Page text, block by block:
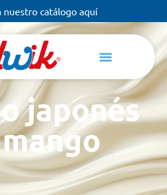
nuestro catálogo aquí
japonés